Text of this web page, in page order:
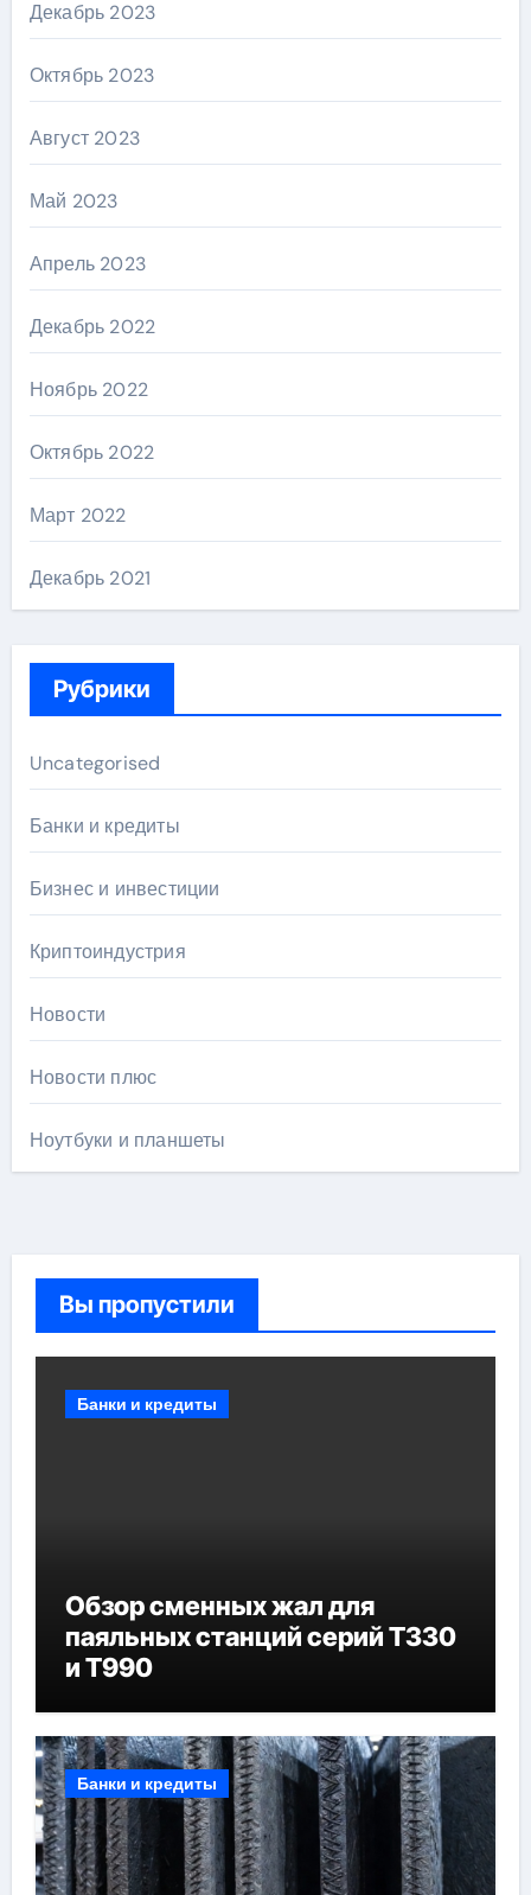
Декабрь 2023
Октябрь 2023
Август 2023
Май 2023
Апрель 2023
Декабрь 2022
Ноябрь 2022
Октябрь 2022
Март 2022
Декабрь 2021
Рубрики
Uncategorised
Банки и кредиты
Бизнес и инвестиции
Криптоиндустрия
Новости
Новости плюс
Ноутбуки и планшеты
Вы пропустили
Банки и кредиты
Обзор сменных жал для
паяльных станций серий T330
и T990
Банки и кредиты